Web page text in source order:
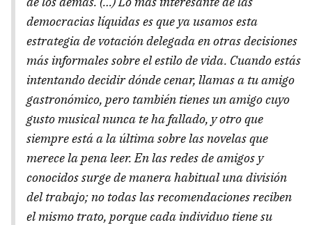
democracias líquidas es que ya usamos esta
estrategia de votación delegada en otras decisiones
más informales sobre el estilo de vida. Cuando estás
intentando decidir dónde cenar, llamas a tu amigo
gastronómico, pero también tienes un amigo cuyo
gusto musical nunca te ha fallado, y otro que
siempre está a la última sobre las novelas que
merece la pena leer. En las redes de amigos y
conocidos surge de manera habitual una división
del trabajo; no todas las recomendaciones reciben
el mismo trato, porque cada individuo tiene su